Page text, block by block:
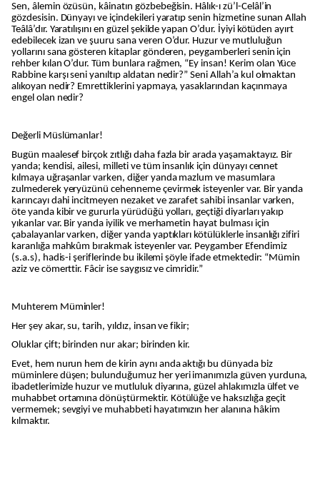
Sen, âlemin özüsün, kâinatın gözbebeğisin. Hâlık-ı zü’l-Celâl’in
gözdesisin. Dünyayı ve içindekileri yaratıp senin hizmetine sunan Allah
Teâlâ’dır. Yaratılışını en güzel şekilde yapan O’dur. İyiyi kötüden ayırt
edebilecek izan ve şuuru sana veren O’dur. Huzur ve mutluluğun
yollarını sana gösteren kitaplar gönderen, peygamberleri senin için
rehber kılan O’dur. Tüm bunlara rağmen, “Ey insan! Kerim olan Yüce
Rabbine karşı seni yanıltıp aldatan nedir?” Seni Allah’a kul olmaktan
alıkoyan nedir? Emrettiklerini yapmaya, yasaklarından kaçınmaya
engel olan nedir?
Değerli Müslümanlar!
Bugün maalesef birçok zıtlığı daha fazla bir arada yaşamaktayız. Bir
yanda; kendisi, ailesi, milleti ve tüm insanlık için dünyayı cennet
kılmaya uğraşanlar varken, diğer yanda mazlum ve masumlara
zulmederek yeryüzünü cehenneme çevirmek isteyenler var. Bir yanda
karıncayı dahi incitmeyen nezaket ve zarafet sahibi insanlar varken,
öte yanda kibir ve gururla yürüdüğü yolları, geçtiği diyarları yakıp
yıkanlar var. Bir yanda iyilik ve merhametin hayat bulması için
çabalayanlar varken, diğer yanda yaptıkları kötülüklerle insanlığı zifiri
karanlığa mahkûm bırakmak isteyenler var. Peygamber Efendimiz
(s.a.s), hadis-i şeriflerinde bu ikilemi şöyle ifade etmektedir: “Mümin
aziz ve cömerttir. Fâcir ise saygısız ve cimridir.”
Muhterem Müminler!
Her şey akar, su, tarih, yıldız, insan ve fikir;
Oluklar çift; birinden nur akar; birinden kir.
Evet, hem nurun hem de kirin aynı anda aktığı bu dünyada biz
müminlere düşen; bulunduğumuz her yeri imanımızla güven yurduna,
ibadetlerimizle huzur ve mutluluk diyarına, güzel ahlakımızla ülfet ve
muhabbet ortamına dönüştürmektir. Kötülüğe ve haksızlığa geçit
vermemek; sevgiyi ve muhabbeti hayatımızın her alanına hâkim
kılmaktır.